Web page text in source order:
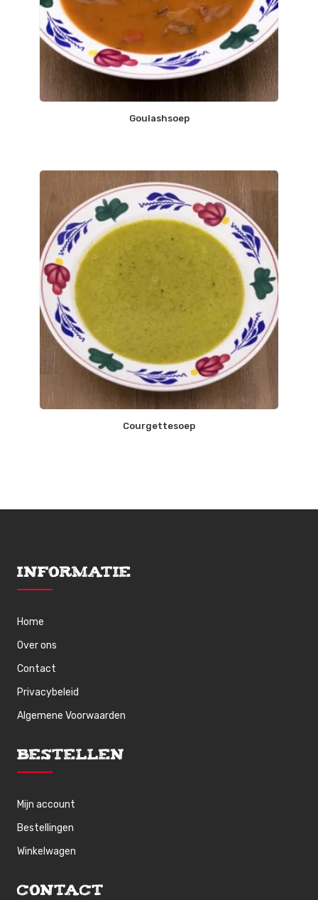
Goulashsoep
Courgettesoep
Informatie
Home
Over ons
Contact
Privacybeleid
Algemene Voorwaarden
Bestellen
Mijn account
Bestellingen
Winkelwagen
Contact